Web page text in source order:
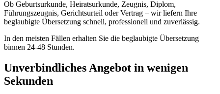
Ob Geburtsurkunde, Heiratsurkunde, Zeugnis, Diplom,
Führungszeugnis, Gerichtsurteil oder Vertrag – wir liefern Ihre
beglaubigte Übersetzung schnell, professionell und zuverlässig.
In den meisten Fällen erhalten Sie die beglaubigte Übersetzung
binnen 24-48 Stunden.
Unverbindliches Angebot in wenigen
Sekunden